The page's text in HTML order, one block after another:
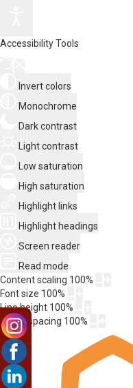
Accessibility Tools
Invert colors
Monochrome
Dark contrast
Light contrast
Low saturation
High saturation
Highlight links
Highlight headings
Screen reader
Read mode
Content scaling 100%
Font size 100%
Line height 100%
Letter spacing 100%